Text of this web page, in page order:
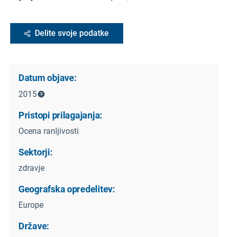
Delite svoje podatke
Datum objave:
2015
Pristopi prilagajanja:
Ocena ranljivosti
Sektorji:
zdravje
Geografska opredelitev:
Europe
Države: